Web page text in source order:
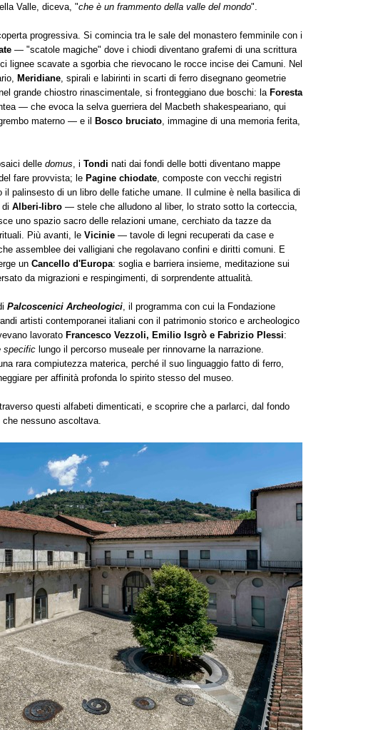
Valle, diceva, "che è un frammento della valle del mondo".
progressiva. Si comincia tra le sale del monastero femminile con i
— "scatole magiche" dove i chiodi diventano grafemi di una scrittura
lignee scavate a sgorbia che rievocano le rocce incise dei Camuni. Nel
Meridiane, spirali e labirinti in scarti di ferro disegnano geometrie
grande chiostro rinascimentale, si fronteggiano due boschi: la Foresta
— che evoca la selva guerriera del Macbeth shakespeariano, qui
materno — e il
Bosco bruciato, immagine di una memoria ferita,
delle domus, i Tondi nati dai fondi delle botti diventano mappe
fare provvista; le Pagine chiodate, composte con vecchi registri
il palinsesto di un libro delle fatiche umane. Il culmine è nella basilica di
Alberi-libro — stele che alludono al liber, lo strato sotto la corteccia,
uno spazio sacro delle relazioni umane, cerchiato da tazze da
Più avanti, le Vicinie — tavole di legni recuperati da case e
assemblee dei valligiani che regolavano confini e diritti comuni. E
un Cancello d'Europa: soglia e barriera insieme, meditazione sui
da migrazioni e respingimenti, di sorprendente attualità.
Palcoscenici Archeologici, il programma con cui la Fondazione
artisti contemporanei italiani con il patrimonio storico e archeologico
lavorato Francesco Vezzoli, Emilio Isgrò e Fabrizio Plessi:
specific lungo il percorso museale per rinnovarne la narrazione.
rara compiutezza materica, perché il suo linguaggio fatto di ferro,
per affinità profonda lo spirito stesso del museo.
questi alfabeti dimenticati, e scoprire che a parlarci, dal fondo
nessuno ascoltava.